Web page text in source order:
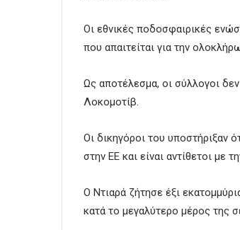
Οι εθνικές ποδοσφαιρικές
που απαιτείται για την
Ως αποτέλεσμα, οι σύλλογοι
Λοκομοτίβ.
Οι δικηγόροι του υποστήριξαν
στην ΕΕ και είναι αντίθετοι
Ο Ντιαρά ζήτησε έξι
κατά το μεγαλύτερο μέρος της